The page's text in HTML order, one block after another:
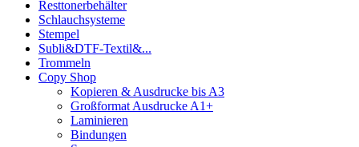
Resttonerbehälter
Schlauchsysteme
Stempel
Subli&DTF-Textil&...
Trommeln
Copy Shop
Kopieren & Ausdrucke bis A3
Großformat Ausdrucke A1+
Laminieren
Bindungen